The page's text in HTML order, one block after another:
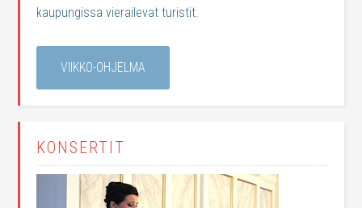
kaupungissa vierailevat turistit.
VIIKKO-OHJELMA
KONSERTIT